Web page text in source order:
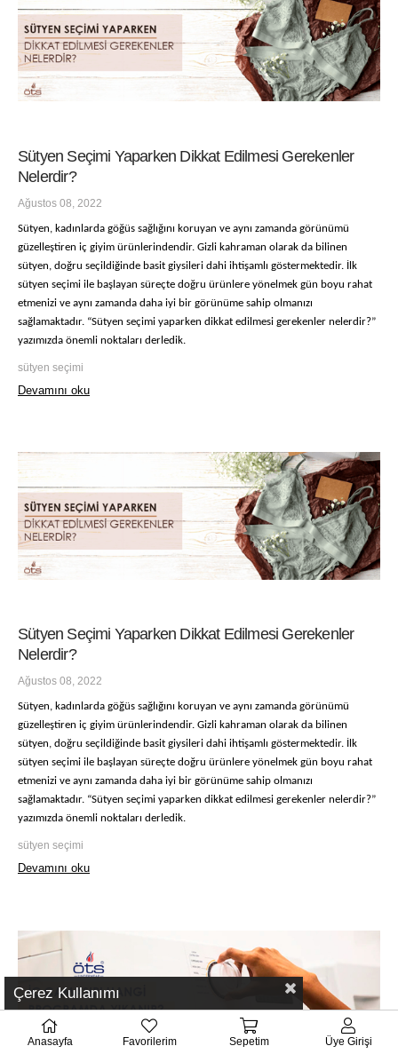
Sütyen Seçimi Yaparken Dikkat Edilmesi Gerekenler
Nelerdir?
Ağustos 08, 2022
Sütyen, kadınlarda göğüs sağlığını koruyan ve aynı zamanda görünümü
güzelleştiren iç giyim ürünlerindendir. Gizli kahraman olarak da bilinen
sütyen, doğru seçildiğinde basit giysileri dahi ihtişamlı göstermektedir. İlk
sütyen seçimi ile başlayan süreçte doğru ürünlere yönelmek gün boyu rahat
etmenizi ve aynı zamanda daha iyi bir görünüme sahip olmanızı
sağlamaktadır. “Sütyen seçimi yaparken dikkat edilmesi gerekenler nelerdir?”
yazımızda önemli noktaları derledik.
sütyen seçimi
Devamını oku
Sütyen Seçimi Yaparken Dikkat Edilmesi Gerekenler
Nelerdir?
Ağustos 08, 2022
Sütyen, kadınlarda göğüs sağlığını koruyan ve aynı zamanda görünümü
güzelleştiren iç giyim ürünlerindendir. Gizli kahraman olarak da bilinen
sütyen, doğru seçildiğinde basit giysileri dahi ihtişamlı göstermektedir. İlk
sütyen seçimi ile başlayan süreçte doğru ürünlere yönelmek gün boyu rahat
etmenizi ve aynı zamanda daha iyi bir görünüme sahip olmanızı
sağlamaktadır. “Sütyen seçimi yaparken dikkat edilmesi gerekenler nelerdir?”
yazımızda önemli noktaları derledik.
sütyen seçimi
Devamını oku
Çerez Kullanımı
Anasayfa Favorilerim Sepetim Üye Girişi